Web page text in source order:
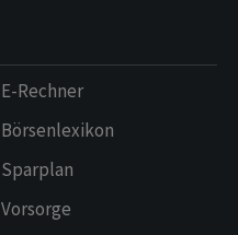
E-Rechner
Börsenlexikon
Sparplan
Vorsorge